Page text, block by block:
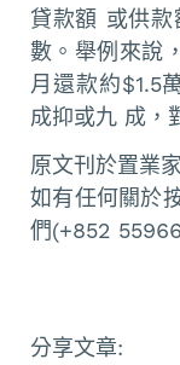
貸款額 或供
數。舉例來說
月還款約$1.5
成抑或九 成，
原文刊於置業
如有任何關於
們(+852
分享文章: